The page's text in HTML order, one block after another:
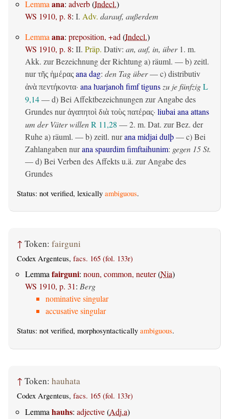
Lemma ana: adverb(Indecl.)
WS 1910, p. 8: I. Adv. darauf, außerdem
Lemma ana: preposition, +ad (Indecl.)
WS 1910, p. 8: II. Präp. Dativ: an, auf, in, über1. m.
Akk. zur Bezeichnung der Richtunga)räuml. — b)zeitl.
nurτῆς ἡμέρας ana dag: den Tag über— c)distributiv
ἀνὰ πεντήκοντα· ana ƕarjanoh fimf tiguns zu je fünfzigL
9,14— d) Bei Affektbezeichnungen zur Angabe des
Grundes nurἀγαπητοὶ διὰ τοὺς πατέρας· liubai ana attans
um der Väter willenR 11,28 — 2. m. Dat. zur Bez. der
Ruhea)räuml. — b)zeitl. nurana midjai dulþ— c) Bei
Zahlangaben nurana spaurdim fimftaihunim: gegen 15 St.
— d) Bei Verben des Affekts u.ä. zur Angabe des
Grundes
Status: not verified, lexically ambiguous.
↑ Token: fairguni
Codex Argenteus, facs. 165 (fol. 133r)
Lemmafairguni: noun, common, neuter(Nia)
WS 1910, p. 31: Berg
nominative singular
accusative singular
Status: not verified, morphosyntactically ambiguous.
↑ Token: hauhata
Codex Argenteus, facs. 165 (fol. 133r)
Lemma hauhs: adjective(Adj.a)